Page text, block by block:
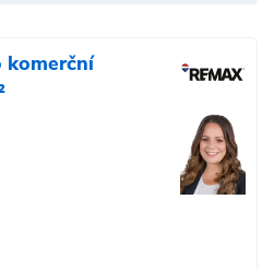
komerční